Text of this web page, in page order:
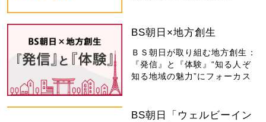
BS朝日×地方創生
ＢＳ朝日が取り組む地方創生：
『発信』と『体験』“知る人ぞ
知る地域の魅力”にフォーカス
BS朝日「ウェルビーイン